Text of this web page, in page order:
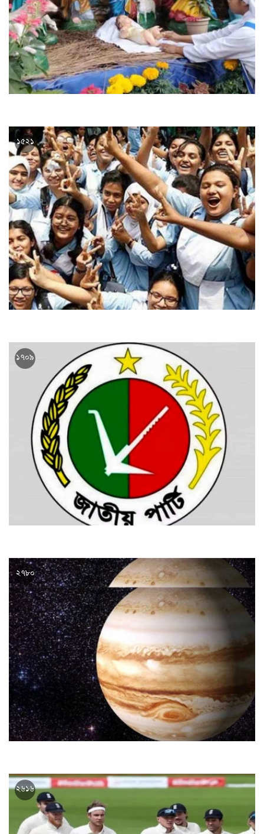
শুভ বড়দিন আজ
১৫২১
এইচএসসির ফল প্রকাশ আজ
১৭০৯
নির্বাচনের পথে জাতীয় পার্টি, মনোনয়ন ফরম বিক্রি আজ থেকে
২৭৮০
৬০ বছর পর আজ পৃথিবীর কাছাকাছি আসছে বৃহস্পতি
২৬১৬